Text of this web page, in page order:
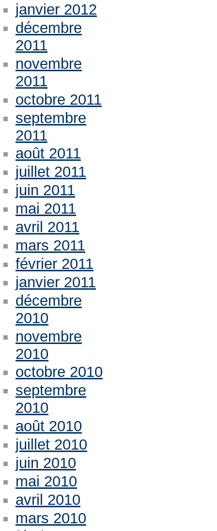
janvier 2012
décembre
2011
novembre
2011
octobre 2011
septembre
2011
août 2011
juillet 2011
juin 2011
mai 2011
avril 2011
mars 2011
février 2011
janvier 2011
décembre
2010
novembre
2010
octobre 2010
septembre
2010
août 2010
juillet 2010
juin 2010
mai 2010
avril 2010
mars 2010